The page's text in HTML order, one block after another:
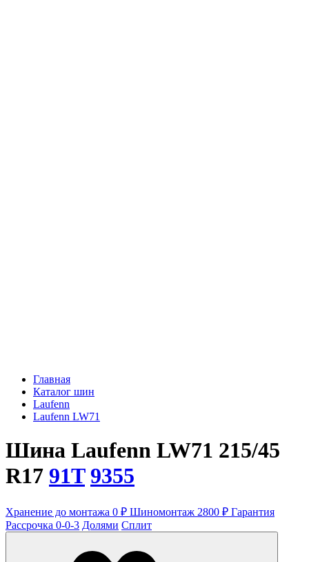
Главная
Каталог шин
Laufenn
Laufenn LW71
Шина Laufenn LW71 215/45
R17 91T 9355
Хранение до монтажа 0 ₽ Шиномонтаж 2800 ₽ Гарантия
Рассрочка 0-0-3 Долями Сплит